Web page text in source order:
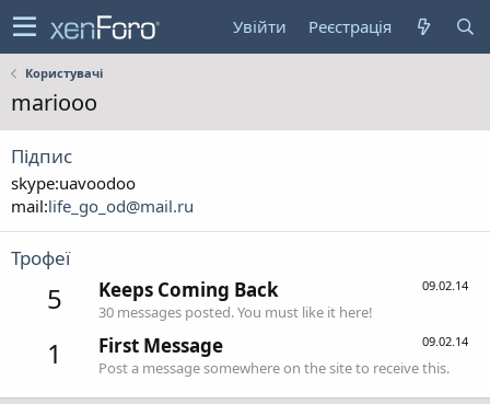
Увійти Реєстрація
Користувачі
mariooo
Підпис
skype:uavoodoo
mail:life_go_od@mail.ru
Трофеї
5 09.02.14
Keeps Coming Back
30 messages posted. You must like it here!
1 09.02.14
First Message
Post a message somewhere on the site to receive this.